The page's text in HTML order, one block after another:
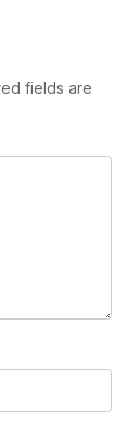
fields are